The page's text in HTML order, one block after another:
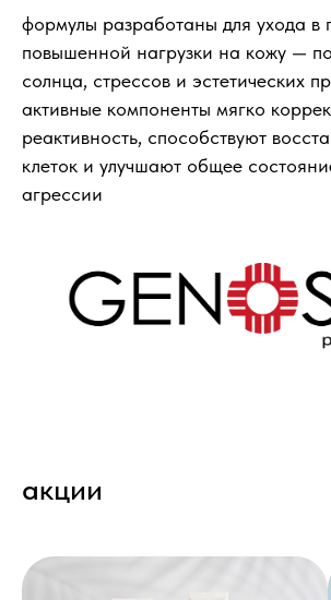
формулы разработаны для ухода в
повышенной нагрузки на кожу —
солнца, стрессов и эстетических
активные компоненты мягко
реактивность, способствуют
клеток и улучшают общее
агрессии
акции